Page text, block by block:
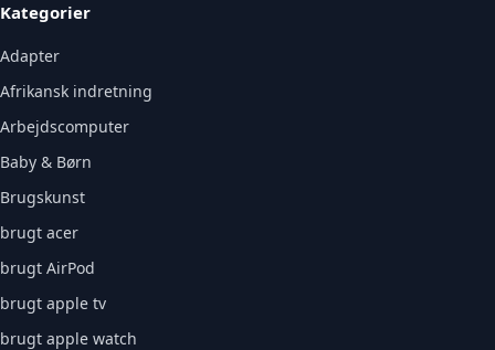
Kategorier
Adapter
Afrikansk indretning
Arbejdscomputer
Baby & Børn
Brugskunst
brugt acer
brugt AirPod
brugt apple tv
brugt apple watch